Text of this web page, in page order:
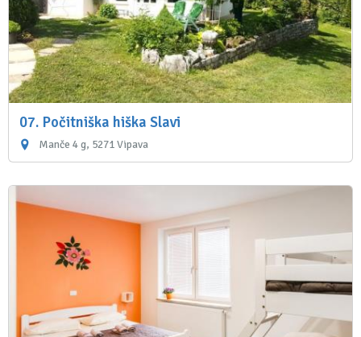
07. Počitniška hiška Slavi
Manče 4 g, 5271 Vipava